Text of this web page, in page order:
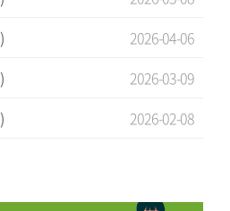
2026-04-06
2026-03-09
2026-02-08